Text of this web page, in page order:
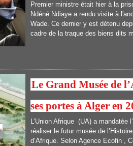
Premier ministre était hier à la
Ndéné Ndiaye a rendu visite à
Wade. Ce dernier y est détenu
cadre de la traque des biens dits
Le Grand Musée de
ses portes à Alger en
L’Union Afrique (UA) a mandatée
réaliser le futur musée de
d’Afrique. Selon Agence Ecofin ,